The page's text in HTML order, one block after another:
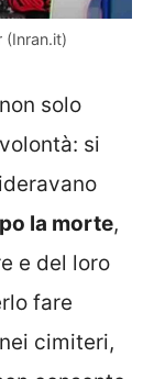
(Inran.it)
solo
si
la morte,
e del loro
fare
cimiteri,